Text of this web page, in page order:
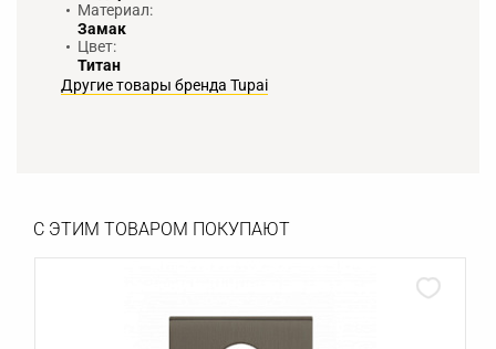
Материал:
Замак
Цвет:
Титан
Другие товары бренда Tupai
С ЭТИМ ТОВАРОМ ПОКУПАЮТ